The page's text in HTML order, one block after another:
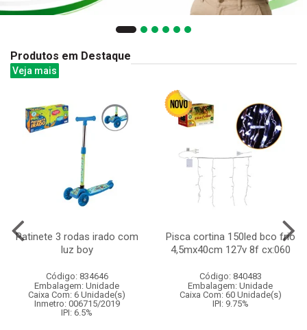
Produtos em Destaque
Veja mais
Patinete 3 rodas irado com
luz boy
Código: 834646
Embalagem: Unidade
Caixa Com: 6 Unidade(s)
Inmetro: 006715/2019
IPI: 6.5%
Pisca cortina 150led bco frio
4,5mx40cm 127v 8f cx:060
Código: 840483
Embalagem: Unidade
Caixa Com: 60 Unidade(s)
IPI: 9.75%